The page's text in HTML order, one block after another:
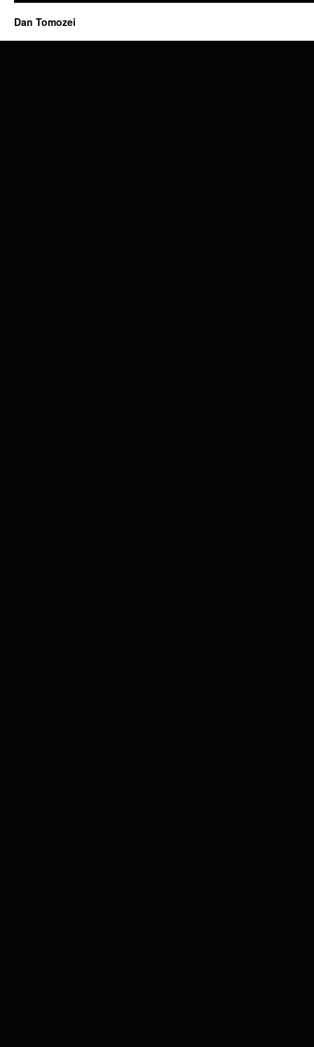
Dan Tomozei